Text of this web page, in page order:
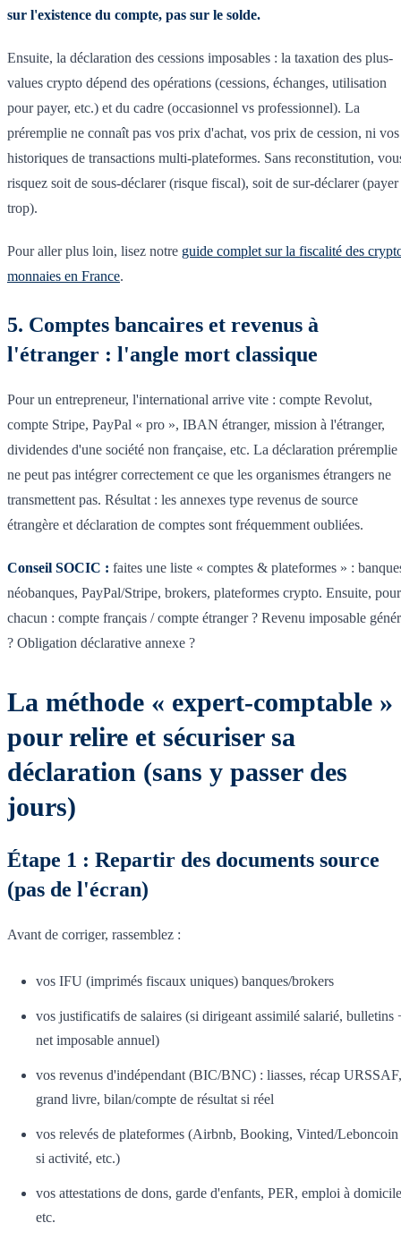
sur l'existence du compte, pas sur le solde.
Ensuite, la déclaration des cessions imposables : la taxation des plus-
values crypto dépend des opérations (cessions, échanges, utilisation
pour payer, etc.) et du cadre (occasionnel vs professionnel). La
préremplie ne connaît pas vos prix d'achat, vos prix de cession, ni vos
historiques de transactions multi-plateformes. Sans reconstitution,
risquez soit de sous-déclarer (risque fiscal), soit de sur-déclarer (payer
trop).
Pour aller plus loin, lisez notre guide complet sur la fiscalité des
monnaies en France.
5. Comptes bancaires et revenus à
l'étranger : l'angle mort classique
Pour un entrepreneur, l'international arrive vite : compte Revolut,
compte Stripe, PayPal « pro », IBAN étranger, mission à l'étranger,
dividendes d'une société non française, etc. La déclaration préremplie
ne peut pas intégrer correctement ce que les organismes étrangers ne
transmettent pas. Résultat : les annexes type revenus de source
étrangère et déclaration de comptes sont fréquemment oubliées.
Conseil SOCIC : faites une liste « comptes & plateformes » :
néobanques, PayPal/Stripe, brokers, plateformes crypto. Ensuite, pour
chacun : compte français / compte étranger ? Revenu imposable
? Obligation déclarative annexe ?
La méthode « expert-comptable »
pour relire et sécuriser sa
déclaration (sans y passer des
jours)
Étape 1 : Repartir des documents source
(pas de l'écran)
Avant de corriger, rassemblez :
vos IFU (imprimés fiscaux uniques) banques/brokers
vos justificatifs de salaires (si dirigeant assimilé salarié, bulletins
net imposable annuel)
vos revenus d'indépendant (BIC/BNC) : liasses, récap URSSAF,
grand livre, bilan/compte de résultat si réel
vos relevés de plateformes (Airbnb, Booking, Vinted/Leboncoin
si activité, etc.)
vos attestations de dons, garde d'enfants, PER, emploi à
etc.